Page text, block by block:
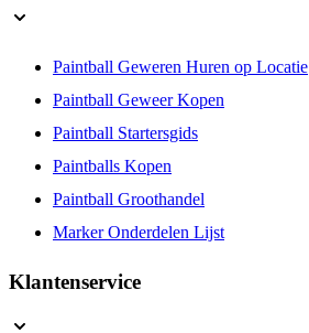
Paintball Geweren Huren op Locatie
Paintball Geweer Kopen
Paintball Startersgids
Paintballs Kopen
Paintball Groothandel
Marker Onderdelen Lijst
Klantenservice